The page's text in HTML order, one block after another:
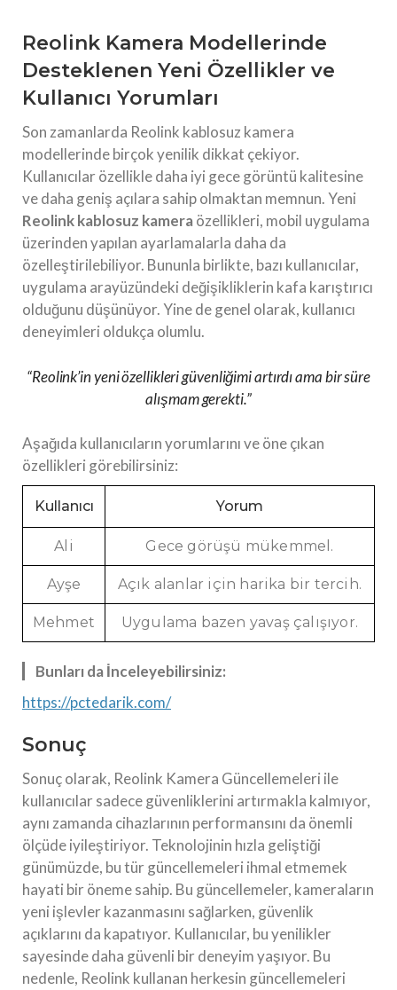
Reolink Kamera Modellerinde
Desteklenen Yeni Özellikler ve
Kullanıcı Yorumları
Son zamanlarda Reolink kablosuz kamera
modellerinde birçok yenilik dikkat çekiyor.
Kullanıcılar özellikle daha iyi gece görüntü kalitesine
ve daha geniş açılara sahip olmaktan memnun. Yeni
Reolink kablosuz kameraözellikleri, mobil uygulama
üzerinden yapılan ayarlamalarla daha da
özelleştirilebiliyor. Bununla birlikte, bazı kullanıcılar,
uygulama arayüzündeki değişikliklerin kafa karıştırıcı
olduğunu düşünüyor. Yine de genel olarak, kullanıcı
deneyimleri oldukça olumlu.
“Reolink’in yeni özellikleri güvenliğimi artırdı ama bir süre
alışmam gerekti.”
Aşağıda kullanıcıların yorumlarını ve öne çıkan
özellikleri görebilirsiniz:
Kullanıcı Yorum
Ali Gece görüşü mükemmel.
Ayşe Açık alanlar için harika bir tercih.
Mehmet Uygulama bazen yavaş çalışıyor.
Bunları da İnceleyebilirsiniz:
https://pctedarik.com/
Sonuç
Sonuç olarak, Reolink Kamera Güncellemeleri ile
kullanıcılar sadece güvenliklerini artırmakla kalmıyor,
aynı zamanda cihazlarının performansını da önemli
ölçüde iyileştiriyor. Teknolojinin hızla geliştiği
günümüzde, bu tür güncellemeleri ihmal etmemek
hayati bir öneme sahip. Bu güncellemeler, kameraların
yeni işlevler kazanmasını sağlarken, güvenlik
açıklarını da kapatıyor. Kullanıcılar, bu yenilikler
sayesinde daha güvenli bir deneyim yaşıyor. Bu
nedenle, Reolink kullanan herkesin güncellemeleri